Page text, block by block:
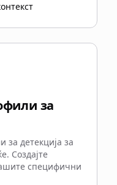
за
детекција за
Создајте
специфични